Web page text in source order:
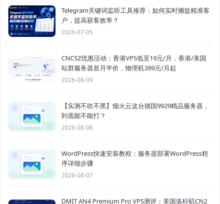
Telegram关键词监听工具推荐：如何实时捕捉精准客
户，提高获客效率？
2026-07-05
CNCSZ优惠活动：香港VPS低至19元/月，香港/美国
站群服务器首月半价，物理机399元/月起
2026-08-09
【实测不吹不黑】烟火云这台德国9929精品服务器，
到底能不能打？
2026-08-08
WordPress快速安装教程：服务器部署WordPress程
序详细步骤
2026-08-07
DMIT AN4 Premium Pro VPS测评：美国洛杉矶CN2